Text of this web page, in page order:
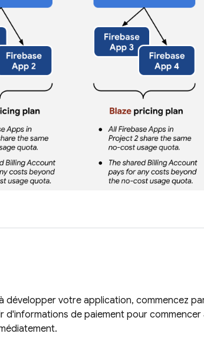
développer votre application, commencez
d'informations de paiement pour commencer